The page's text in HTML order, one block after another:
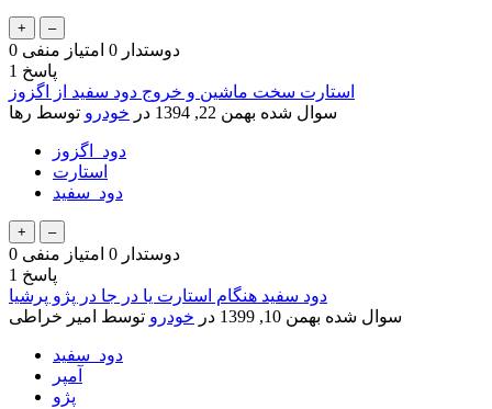
0 دوستدار 0 امتیاز منفی
1 پاسخ
استارت سخت ماشین و خروج دود سفید از اگزوز
سوال شده بهمن 22, 1394 در خودرو توسط رها
دود_اگزوز
استارت
دود_سفید
0 دوستدار 0 امتیاز منفی
1 پاسخ
دود سفید هنگام استارت یا در جا در پژو پرشیا
سوال شده بهمن 10, 1399 در خودرو توسط امیر خراطی
دود_سفید
آمپر
پژو